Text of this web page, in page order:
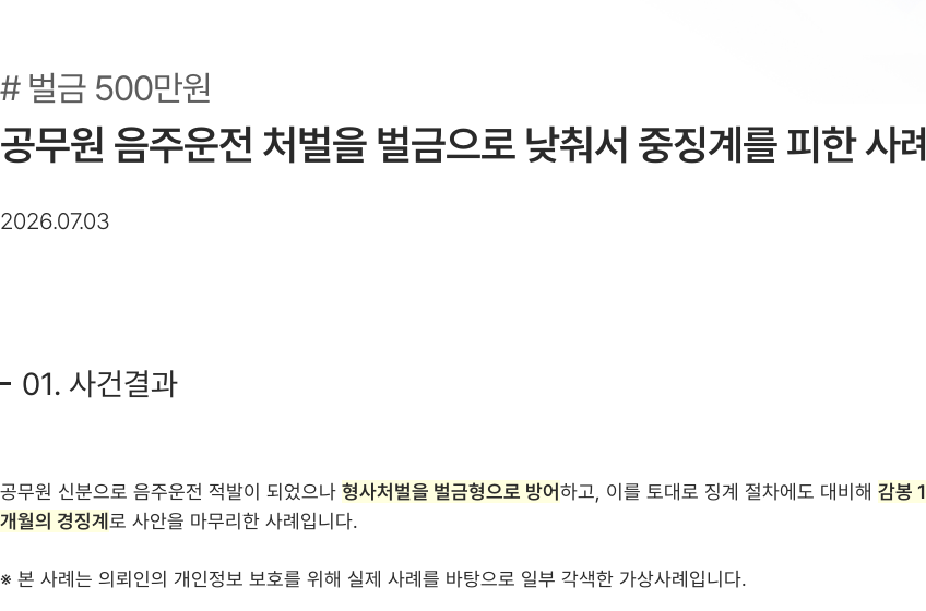
벌금 500만원
공무원 음주운전 처벌을 벌금으로 낮춰서 중징계를 피한 사례
2026.07.03
01. 사건결과
공무원 신분으로 음주운전 적발이 되었으나 형사처벌을 벌금형으로 방어하고, 이를 토대로 징계 절차에도 대비해 감봉 1
개월의 경징계 로 사안을 마무리한 사례입니다.
※ 본 사례는 의뢰인의 개인정보 보호를 위해 실제 사례를 바탕으로 일부 각색한 가상사례입니다.